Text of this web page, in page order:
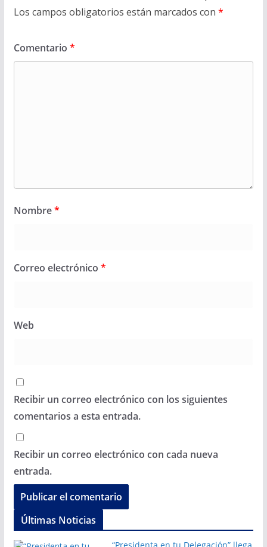
Los campos obligatorios están marcados con *
Comentario *
Nombre*
Correo electrónico *
Web
Recibir un correo electrónico con los siguientes
comentarios a esta entrada.
Recibir un correo electrónico con cada nueva
entrada.
Últimas Noticias